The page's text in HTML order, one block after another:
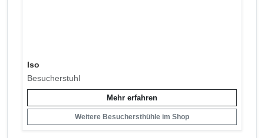
Iso
Besucherstuhl
Mehr erfahren
Weitere Besuchersthühle im Shop